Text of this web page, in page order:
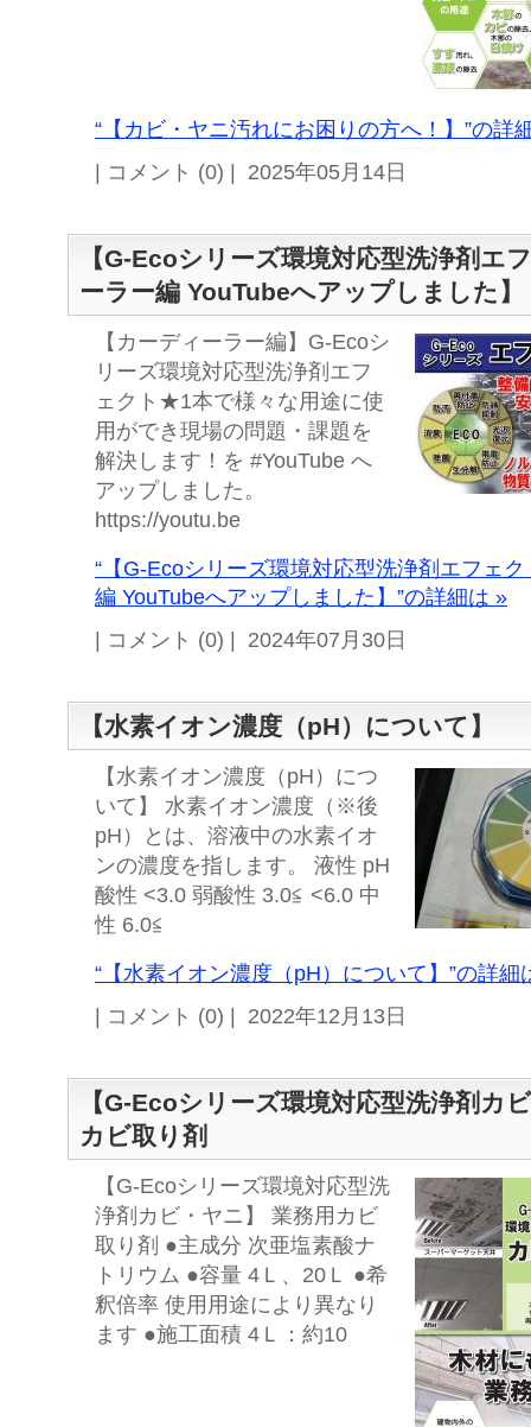
“【カビ・ヤニ汚れにお困りの方へ！】”の詳
| コメント (0) | 2025年05月14日
【G-Ecoシリーズ環境対応型洗浄剤エ
ーラー編 YouTubeへアップしました】
【カーディーラー編】G-Ecoシ
リーズ環境対応型洗浄剤エフ
ェクト★1本で様々な用途に使
用ができ現場の問題・課題を
解決します！を #YouTube へ
アップしました。
https://youtu.be
“【G-Ecoシリーズ環境対応型洗浄剤エフェ
編 YouTubeへアップしました】”の詳細は »
| コメント (0) | 2024年07月30日
【水素イオン濃度（pH）について】
【水素イオン濃度（pH）につ
いて】 水素イオン濃度（※後
pH）とは、溶液中の水素イオ
ンの濃度を指します。 液性 pH
酸性 <3.0 弱酸性 3.0≦ <6.0 中
性 6.0≦
“【水素イオン濃度（pH）について】”の詳細
| コメント (0) | 2022年12月13日
【G-Ecoシリーズ環境対応型洗浄剤カ
カビ取り剤
【G-Ecoシリーズ環境対応型洗
浄剤カビ・ヤニ】 業務用カビ
取り剤 ●主成分 次亜塩素酸ナ
トリウム ●容量 4Ｌ、20Ｌ ●希
釈倍率 使用用途により異なり
ます ●施工面積 4Ｌ：約10